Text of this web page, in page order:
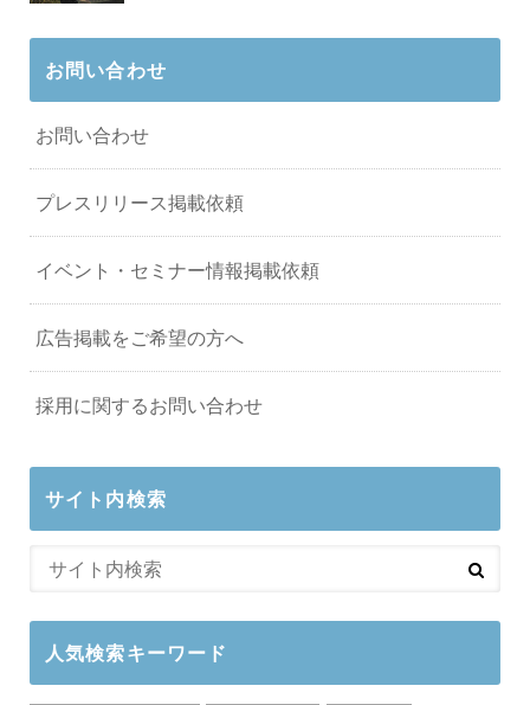
お問い合わせ
お問い合わせ
プレスリリース掲載依頼
イベント・セミナー情報掲載依頼
広告掲載をご希望の方へ
採用に関するお問い合わせ
サイト内検索
人気検索キーワード